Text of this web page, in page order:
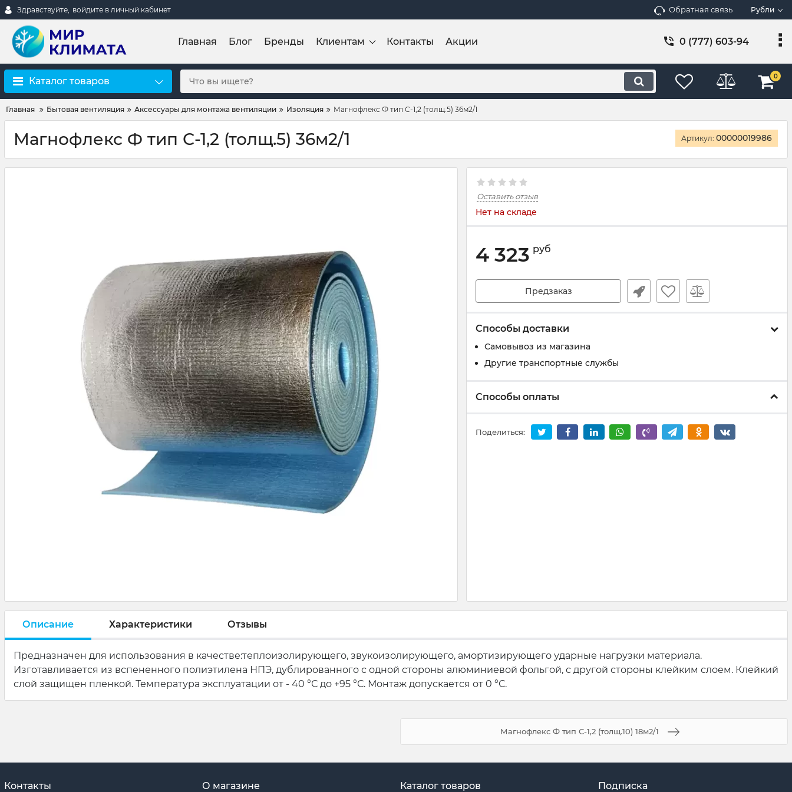
Здравствуйте, войдите в личный кабинет Обратная связь Рубли
Главная Блог Бренды Клиентам Контакты Акции 0 (777) 603-94
Каталог товаров 0
Главная Бытовая вентиляция Аксессуары для монтажа вентиляции Изоляция Магнофлекс Ф тип С-1,2 (толщ.5) 36м2/1
Магнофлекс Ф тип С-1,2 (толщ.5) 36м2/1 Артикул: 00000019986
Оставить отзыв
Нет на складе
4 323 руб
Предзаказ
Способы доставки
Самовывоз из магазина
Другие транспортные службы
Способы оплаты
Поделиться:
Описание Характеристики Отзывы
Предназначен для использования в качестве:теплоизолирующего, звукоизолирующего, амортизирующего ударные нагрузки материала.
Изготавливается из вспененного полиэтилена НПЭ, дублированного с одной стороны алюминиевой фольгой, с другой стороны клейким слоем. Клейкий
слой защищен пленкой. Температура эксплуатации от - 40 °С до +95 °С. Монтаж допускается от 0 °С.
Магнофлекс Ф тип С-1,2 (толщ.10) 18м2/1
Контакты О магазине Каталог товаров Подписка